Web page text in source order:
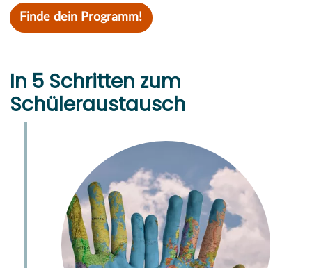
Finde dein Programm!
In 5 Schritten zum
Schüleraustausch